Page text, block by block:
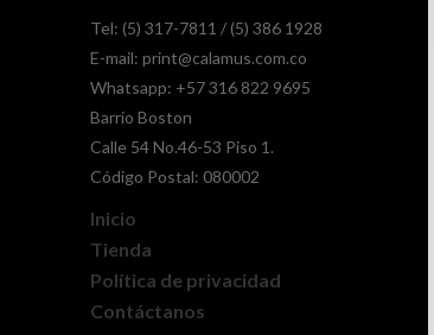
Tel: (5) 317-7811 / (5) 386 1928
E-mail: print@calamus.com.co
Whatsapp: +57 316 822 9695
Barrio Boston
Calle 54 No.46-53 Piso 1.
Código Postal: 080002
Inicio
Tienda
Política de privacidad
Contáctanos